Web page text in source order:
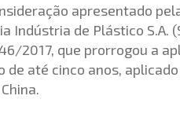
apresentado
Indústria de Plástico S.A.
2017, que prorrogou a
até cinco anos,